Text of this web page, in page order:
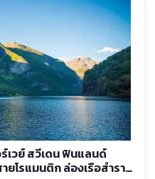
เวย์ สวีเดน ฟินแลนด์
ยโรแมนติก ล่องเรือสำราญ